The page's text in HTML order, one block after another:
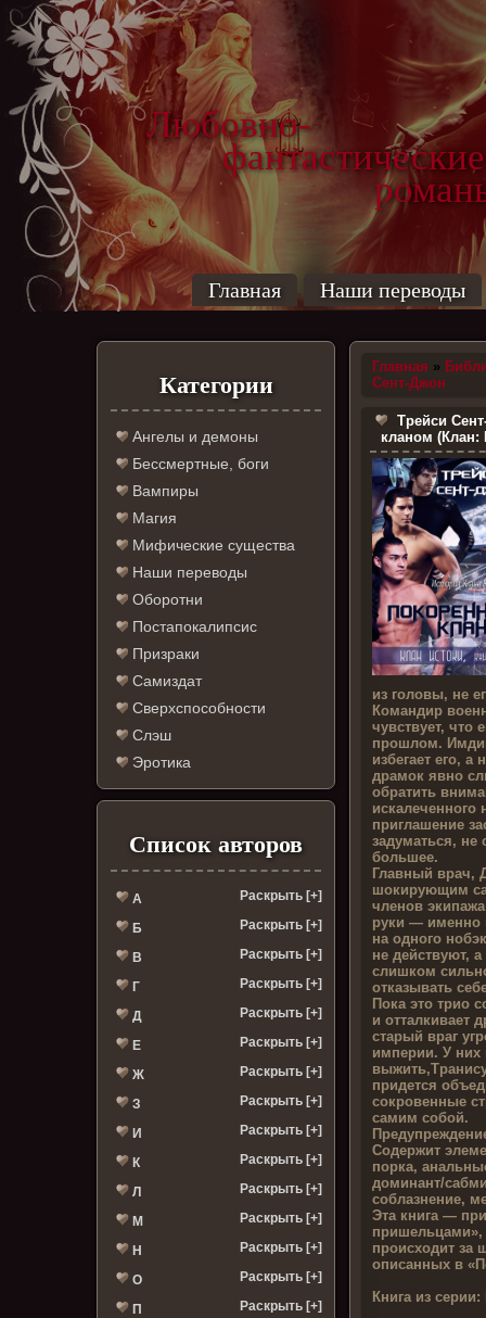
Любовно-
фантастические
Главная Наши переводы
Категории
Ангелы и демоны
Бессмертные, боги
Вампиры
Магия
Мифические существа
Наши переводы
Оборотни
Постапокалипсис
Призраки
Самиздат
Сверхспособности
Слэш
Эротика
Список авторов
А Раскрыть [+]
Б Раскрыть [+]
В Раскрыть [+]
Г Раскрыть [+]
Д Раскрыть [+]
Е Раскрыть [+]
Ж Раскрыть [+]
З Раскрыть [+]
И Раскрыть [+]
К Раскрыть [+]
Л Раскрыть [+]
М Раскрыть [+]
Н Раскрыть [+]
О Раскрыть [+]
П Раскрыть [+]
Главная »
Сент-Джон
Трейси
кланом (Клан:
из головы, не
Командир
чувствует, что
прошлом.
избегает его,
драмок явно
обратить
искалеченного
приглашение
задуматься, не
большее.
Главный врач,
шокирующим
членов
руки — именно
на одного
не действуют,
слишком
отказывать
Пока это трио
и отталкивает
старый враг
империи. У
придется
сокровенные
самим собой.
Содержит
порка,
доминант/
соблазнение,
Эта книга —
пришельцами»,
происходит за
описанных в
Книга из серии: